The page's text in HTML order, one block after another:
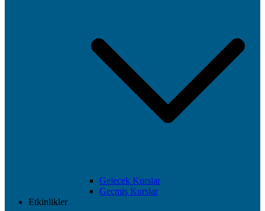
Gelecek Kurslar
Geçmiş Kurslar
Etkinlikler